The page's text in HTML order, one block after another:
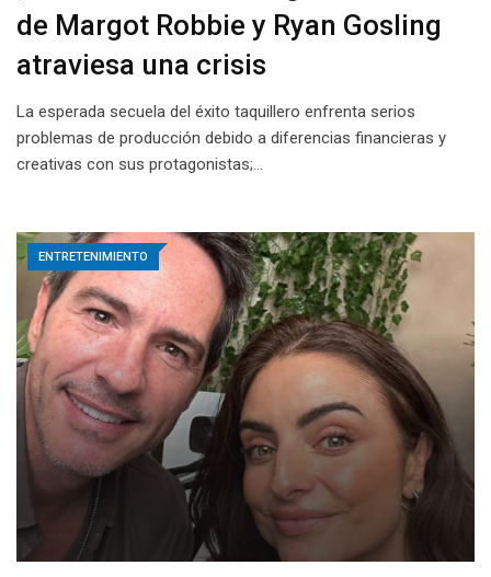
de Margot Robbie y Ryan Gosling
atraviesa una crisis
La esperada secuela del éxito taquillero enfrenta serios
problemas de producción debido a diferencias financieras y
creativas con sus protagonistas;…
ENTRETENIMIENTO